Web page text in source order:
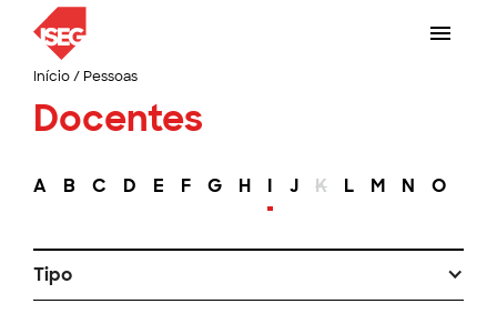
Início/ Pessoas
Docentes
A B C D E F G H I J K L M N O
Tipo